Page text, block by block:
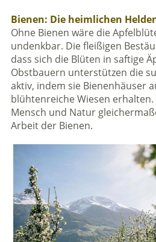
Bienen: Die heimlichen
Ohne Bienen wäre die
undenkbar. Die fleißigen
dass sich die Blüten in saftige
Obstbauern unterstützen die
aktiv, indem sie Bienenhäuser
blühtenreiche Wiesen
Mensch und Natur
Arbeit der Bienen.